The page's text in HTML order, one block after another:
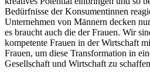
Bedürfnisse der Konsumentinnen
Unternehmen von Männern decken
es braucht auch die der Frauen. Wir
kompetente Frauen in der Wirtschaft
Frauen, um diese Transformation in
Gesellschaft und Wirtschaft zu